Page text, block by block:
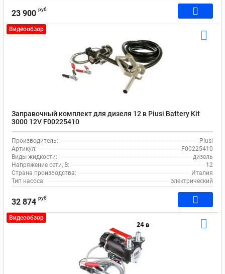
23 900 руб
Видеообзор
Заправочный комплект для дизеля 12 в Piusi Battery Kit
3000 12V F00225410
Производитель:
Piusi
Артикул:
F00225410
Виды жидкости:
дизель
Напряжение сети, В:
12
Страна производства:
Италия
Тип насоса:
электрический
32 874 руб
Видеообзор